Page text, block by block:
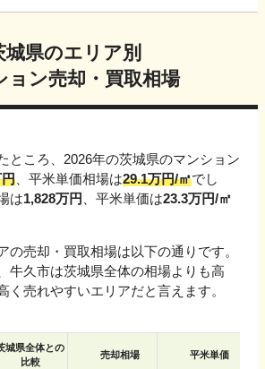
城県のエリア別
ョン売却・買取相場
ところ、 2026年の茨城県のマンション
、平米単価相場は29.1万円/㎡でし
は1,828万円 、平米単価は23.3万円/㎡
の売却・買取相場は以下の通りです。
牛久市は茨城県全体の相場よりも高
く売れやすいエリアだと言えます。
城県全体との
比較
売却相場 平米単価